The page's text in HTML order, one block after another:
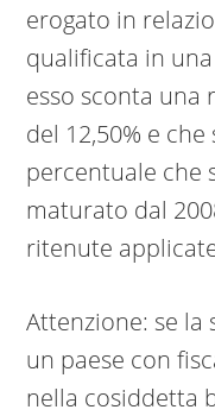
erogato in
qualificata in
esso sconta
del 12,50% e
percentuale che
maturato dal
ritenute
Attenzione: se la
un paese con
nella cosiddetta